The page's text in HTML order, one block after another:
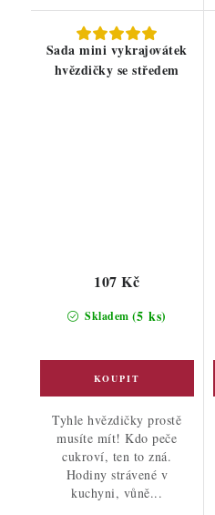
Sada mini vykrajovátek
hvězdičky se středem
Skladem (5 ks)
107 Kč
Tyhle hvězdičky prostě
musíte mít! Kdo peče
cukroví, ten to zná.
Hodiny strávené v
kuchyni, vůně...